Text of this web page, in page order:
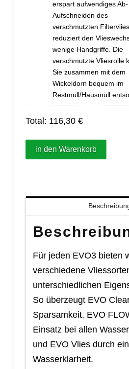
erspart aufwendiges
Aufschneiden des
verschmutzten
reduziert den
wenige Handgriffe. Die
verschmutzte Vliesrolle
Sie zusammen mit dem
Wickeldorn bequem im
Restmüll/Hausmüll
Total: 116,30 €
in den Warenkorb
Für jeden EVO3 bieten
verschiedene
unterschiedlichen
So überzeugt EVO
Sparsamkeit, EVO
Einsatz bei allen
und EVO Vlies durch
Wasserklarheit.